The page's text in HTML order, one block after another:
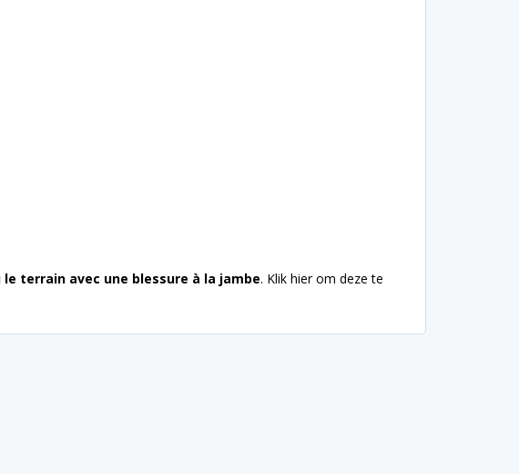
terrain avec une blessure à la jambe. Klik hier om deze te